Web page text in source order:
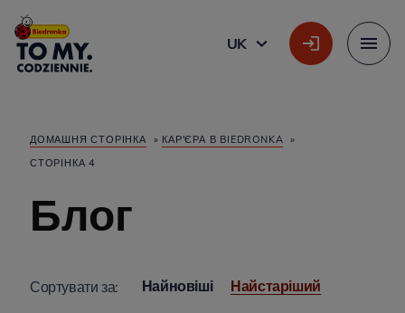
Головний логотип
UK
УКРАЇНСЬКА
ДОМАШНЯ СТОРІНКА » КАР'ЄРА В BIEDRONKA »
СТОРІНКА 4
Блог
Сортувати за: Найновіші Найстаріший